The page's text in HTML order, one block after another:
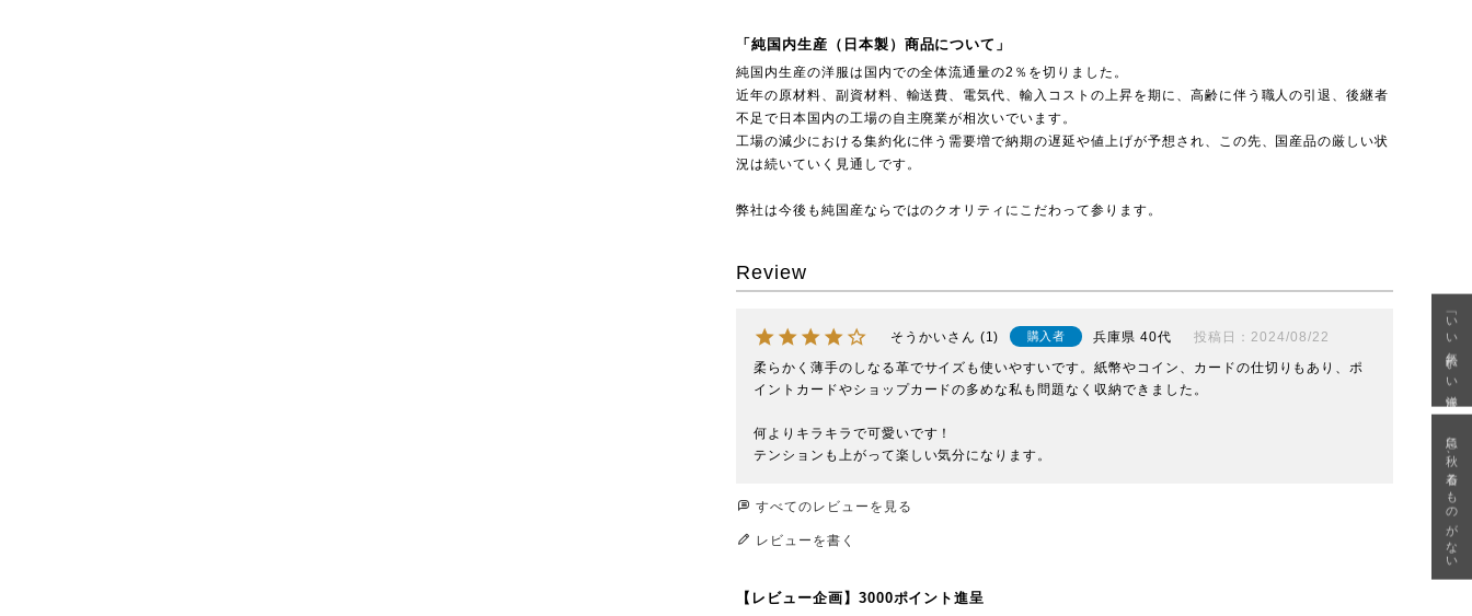
「純国内生産（日本製）商品について」
純国内生産の洋服は国内での全体流通量の2％を切りました。
近年の原材料、副資材料、輸送費、電気代、輸入コストの上昇を期に、高齢に伴う職人の引退、後継者
不足で日本国内の工場の自主廃業が相次いでいます。
工場の減少における集約化に伴う需要増で納期の遅延や値上げが予想され、この先、国産品の厳しい状
況は続いていく見通しです。
弊社は今後も純国産ならではのクオリティにこだわって参ります。
Review
そうかい 1 購入者 兵庫県 40代 投稿日
2024/08/22
柔らかく薄手のしなる革でサイズも使いやすいです。紙幣やコイン、カードの仕切りもあり、ポ
イントカードやショップカードの多めな私も問題なく収納できました。
何よりキラキラで可愛いです！
テンションも上がって楽しい気分になります。
すべてのレビューを見る
レビューを書く
【レビュー企画】3000ポイント進呈
「いい年齢 いい洋服」
急に秋、着るものがない